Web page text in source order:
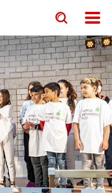
Toggle
search
input
form
Toggle
search
input